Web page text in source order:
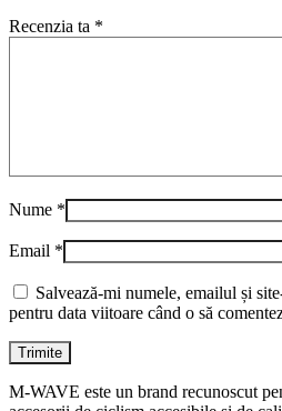
Recenzia ta *
Nume *
Email *
Salvează-mi numele, emailul și
pentru data viitoare când o să
M-WAVE este un brand recunoscut